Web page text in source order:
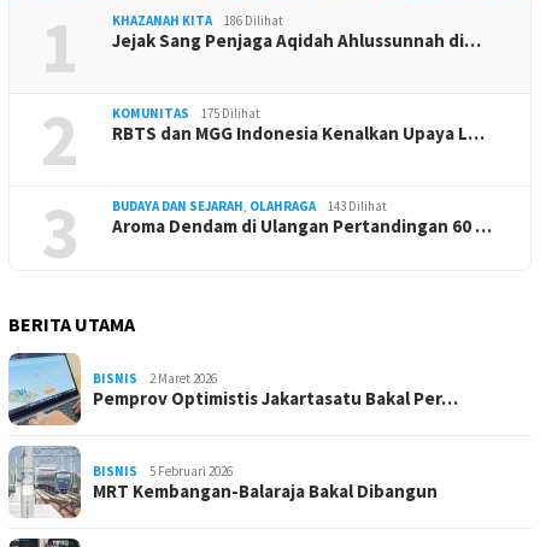
1 KHAZANAH KITA 186 Dilihat
Jejak Sang Penjaga Aqidah Ahlussunnah di…
2 KOMUNITAS 175 Dilihat
RBTS dan MGG Indonesia Kenalkan Upaya L…
3 BUDAYA DAN SEJARAH, OLAHRAGA 143 Dilihat
Aroma Dendam di Ulangan Pertandingan 60 …
BERITA UTAMA
BISNIS 2 Maret 2026
Pemprov Optimistis Jakartasatu Bakal Per…
BISNIS 5 Februari 2026
MRT Kembangan-Balaraja Bakal Dibangun